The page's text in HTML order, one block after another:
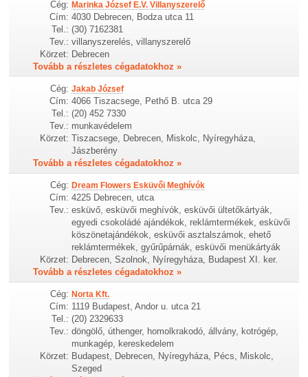
Cég: Marinka József E.V. Villanyszerelő
Cím: 4030 Debrecen, Bodza utca 11
Tel.: (30) 7162381
Tev.: villanyszerelés, villanyszerelő
Körzet: Debrecen
Tovább a részletes cégadatokhoz »
Cég: Jakab József
Cím: 4066 Tiszacsege, Pethő B. utca 29
Tel.: (20) 452 7330
Tev.: munkavédelem
Körzet: Tiszacsege, Debrecen, Miskolc, Nyíregyháza,
Jászberény
Tovább a részletes cégadatokhoz »
Cég: Dream Flowers Esküvői Meghívók
Cím: 4225 Debrecen, utca
Tev.: esküvő, esküvői meghívók, esküvői ültetőkártyák,
egyedi csokoládé ajándékok, reklámtermékek, esküvői
köszönetajándékok, esküvői asztalszámok, ehető
reklámtermékek, gyűrűpárnák, esküvői menükártyák
Körzet: Debrecen, Szolnok, Nyíregyháza, Budapest XI. ker.
Tovább a részletes cégadatokhoz »
Cég: Norta Kft.
Cím: 1119 Budapest, Andor u. utca 21
Tel.: (20) 2329633
Tev.: döngölő, úthenger, homolkrakodó, állvány, kotrógép,
munkagép, kereskedelem
Körzet: Budapest, Debrecen, Nyíregyháza, Pécs, Miskolc,
Szeged